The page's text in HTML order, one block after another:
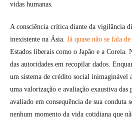
vidas humanas.
A consciência crítica diante da vigilância
inexistente na Ásia. Já quase não se fala
Estados liberais como o Japão e a
das autoridades em recopilar dados.
um sistema de crédito social inimaginável
uma valorização e avaliação exaustiva das
avaliado em consequência de sua conduta
nenhum momento da vida cotidiana que